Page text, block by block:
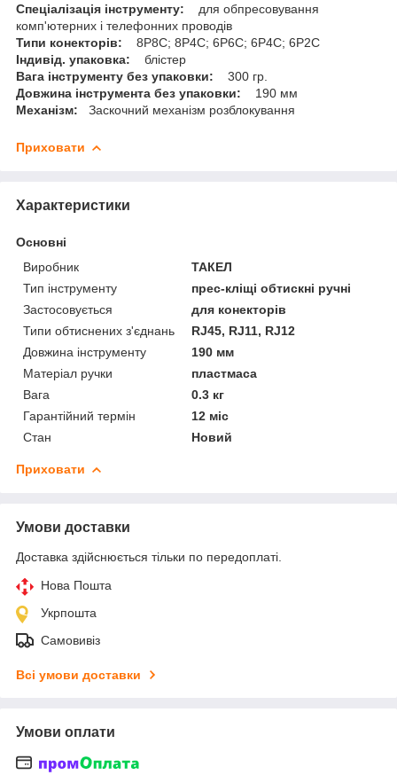
Спеціалізація інструменту: для обпресовування
комп'ютерних і телефонних проводів
Типи конекторів:
8P8C; 8P4C; 6P6C; 6P4C; 6P2C
Індивід. упаковка:
блістер
Вага інструменту без упаковки:
300 гр.
Довжина інструмента без упаковки:
190 мм
Механізм:
Заскочний механізм розблокування
Приховати
Характеристики
Основні
Виробник
ТАКЕЛ
Тип інструменту
прес-кліщі обтискні ручні
Застосовується
для конекторів
Типи обтиснених з'єднань
RJ45, RJ11, RJ12
Довжина інструменту
190 мм
Матеріал ручки
пластмаса
Вага
0.3 кг
Гарантійний термін
12 міс
Стан
Новий
Приховати
Умови доставки
Доставка здійснюється тільки по передоплаті.
Нова Пошта
Укрпошта
Самовивіз
Всі умови доставки
Умови оплати